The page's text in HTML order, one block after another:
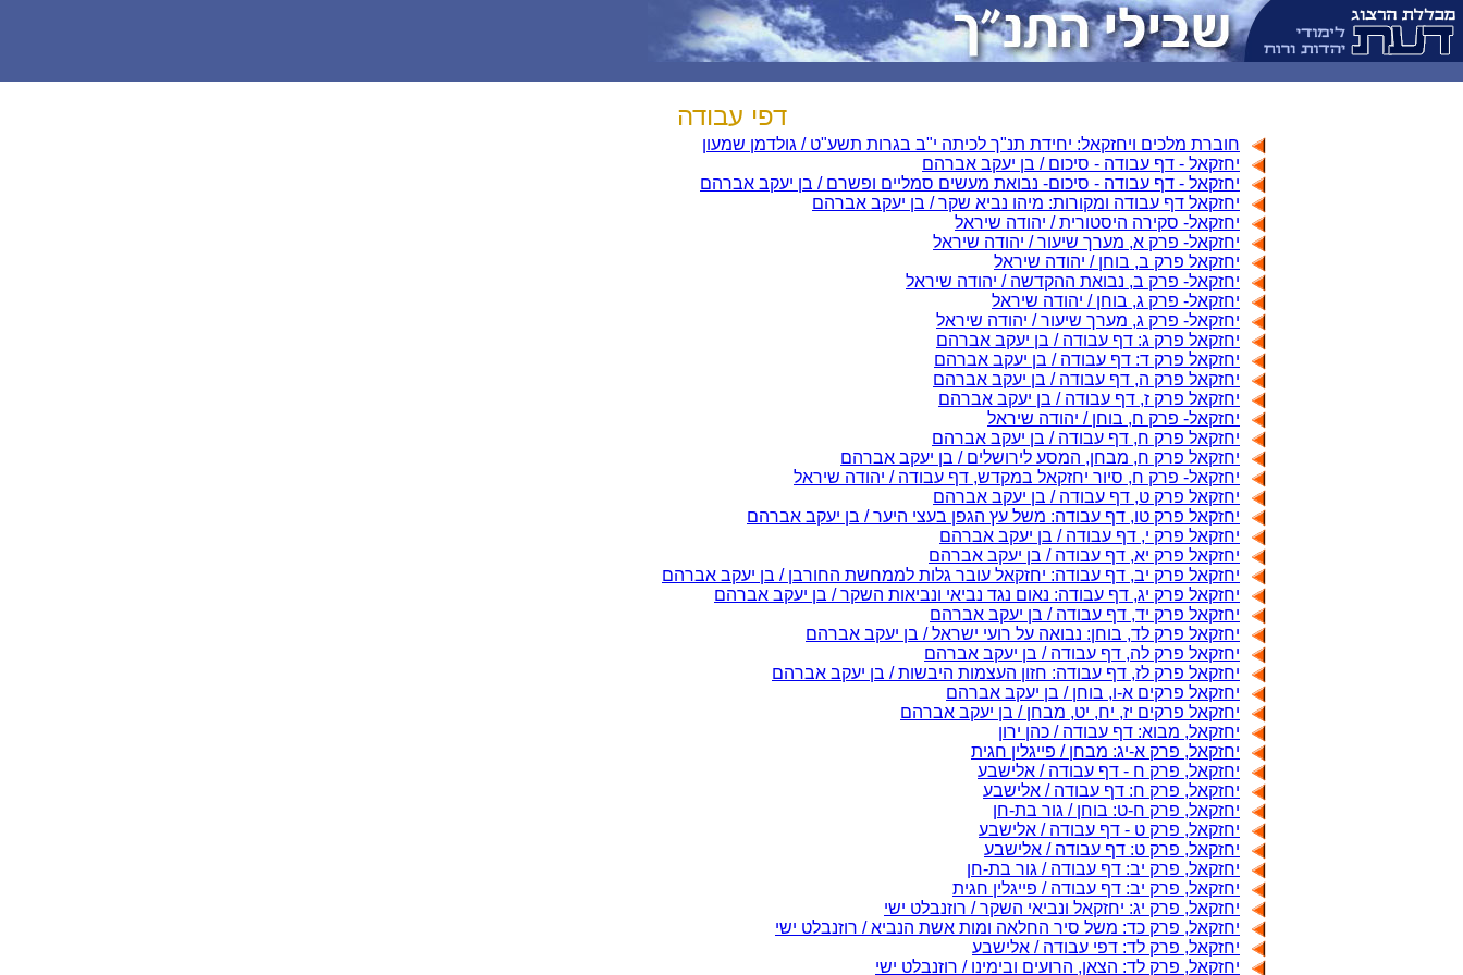
דפי עבודה
חוברת מלכים ויחזקאל: יחידת תנ"ך לכיתה י"ב בגרות תשע"ט / גולדמן שמעון
יחזקאל - דף עבודה - סיכום / בן יעקב אברהם
יחזקאל - דף עבודה - סיכום- נבואת מעשים סמליים ופשרם / בן יעקב אברהם
יחזקאל דף עבודה ומקורות: מיהו נביא שקר / בן יעקב אברהם
יחזקאל- סקירה היסטורית / יהודה שיראל
יחזקאל- פרק א, מערך שיעור / יהודה שיראל
יחזקאל פרק ב, בוחן / יהודה שיראל
יחזקאל- פרק ב, נבואת ההקדשה / יהודה שיראל
יחזקאל- פרק ג, בוחן / יהודה שיראל
יחזקאל- פרק ג, מערך שיעור / יהודה שיראל
יחזקאל פרק ג: דף עבודה / בן יעקב אברהם
יחזקאל פרק ד: דף עבודה / בן יעקב אברהם
יחזקאל פרק ה, דף עבודה / בן יעקב אברהם
יחזקאל פרק ז, דף עבודה / בן יעקב אברהם
יחזקאל- פרק ח, בוחן / יהודה שיראל
יחזקאל פרק ח, דף עבודה / בן יעקב אברהם
יחזקאל פרק ח, מבחן, המסע לירושלים / בן יעקב אברהם
יחזקאל- פרק ח, סיור יחזקאל במקדש, דף עבודה / יהודה שיראל
יחזקאל פרק ט, דף עבודה / בן יעקב אברהם
יחזקאל פרק טו, דף עבודה: משל עץ הגפן בעצי היער / בן יעקב אברהם
יחזקאל פרק י, דף עבודה / בן יעקב אברהם
יחזקאל פרק יא, דף עבודה / בן יעקב אברהם
יחזקאל פרק יב, דף עבודה: יחזקאל עובר גלות לממחשת החורבן / בן יעקב אברהם
יחזקאל פרק יג, דף עבודה: נאום נגד נביאי ונביאות השקר / בן יעקב אברהם
יחזקאל פרק יד, דף עבודה / בן יעקב אברהם
יחזקאל פרק לד, בוחן: נבואה על רועי ישראל / בן יעקב אברהם
יחזקאל פרק לה, דף עבודה / בן יעקב אברהם
יחזקאל פרק לז, דף עבודה: חזון העצמות היבשות / בן יעקב אברהם
יחזקאל פרקים א-ו, בוחן / בן יעקב אברהם
יחזקאל פרקים יז, יח, יט, מבחן / בן יעקב אברהם
יחזקאל, מבוא: דף עבודה / כהן ירון
יחזקאל, פרק א-יג: מבחן / פייגלין חגית
יחזקאל, פרק ח - דף עבודה / אלישבע
יחזקאל, פרק ח: דף עבודה / אלישבע
יחזקאל, פרק ח-ט: בוחן / גור בת-חן
יחזקאל, פרק ט - דף עבודה / אלישבע
יחזקאל, פרק ט: דף עבודה / אלישבע
יחזקאל, פרק יב: דף עבודה / גור בת-חן
יחזקאל, פרק יב: דף עבודה / פייגלין חגית
יחזקאל, פרק יג: יחזקאל ונביאי השקר / רוזנבלט ישי
יחזקאל, פרק כד: משל סיר החלאה ומות אשת הנביא / רוזנבלט ישי
יחזקאל, פרק לד: דפי עבודה / אלישבע
יחזקאל, פרק לד: הצאן, הרועים ובימינו / רוזנבלט ישי